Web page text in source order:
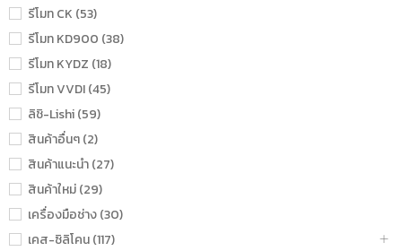
รีโมท CK (53)
รีโมท KD900 (38)
รีโมท KYDZ (18)
รีโมท VVDI (45)
ลิชิ-Lishi (59)
สินค้าอื่นๆ (2)
สินค้าแนะนำ (27)
สินค้าใหม่ (29)
เครื่องมือช่าง (30)
เคส-ซิลิโคน (117)